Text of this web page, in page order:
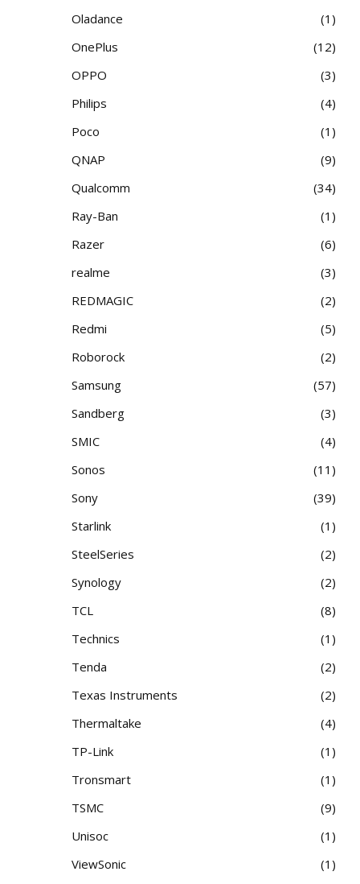
Oladance
1
OnePlus
12
OPPO
3
Philips
4
Poco
1
QNAP
9
Qualcomm
34
Ray-Ban
1
Razer
6
realme
3
REDMAGIC
2
Redmi
5
Roborock
2
Samsung
57
Sandberg
3
SMIC
4
Sonos
11
Sony
39
Starlink
1
SteelSeries
2
Synology
2
TCL
8
Technics
1
Tenda
2
Texas Instruments
2
Thermaltake
4
TP-Link
1
Tronsmart
1
TSMC
9
Unisoc
1
ViewSonic
1